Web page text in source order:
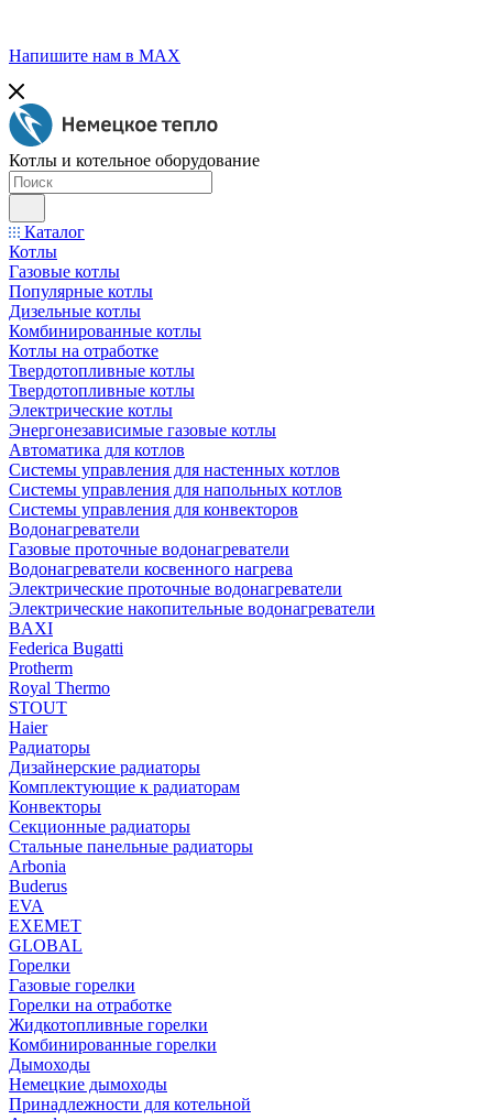
Напишите нам в МАХ
Котлы и котельное оборудование
Каталог
Котлы
Газовые котлы
Популярные котлы
Дизельные котлы
Комбинированные котлы
Котлы на отработке
Твердотопливные котлы
Твердотопливные котлы
Электрические котлы
Энергонезависимые газовые котлы
Автоматика для котлов
Системы управления для настенных котлов
Системы управления для напольных котлов
Системы управления для конвекторов
Водонагреватели
Газовые проточные водонагреватели
Водонагреватели косвенного нагрева
Электрические проточные водонагреватели
Электрические накопительные водонагреватели
BAXI
Federica Bugatti
Protherm
Royal Thermo
STOUT
Haier
Радиаторы
Дизайнерские радиаторы
Комплектующие к радиаторам
Конвекторы
Секционные радиаторы
Стальные панельные радиаторы
Arbonia
Buderus
EVA
EXEMET
GLOBAL
Горелки
Газовые горелки
Горелки на отработке
Жидкотопливные горелки
Комбинированные горелки
Дымоходы
Немецкие дымоходы
Принадлежности для котельной